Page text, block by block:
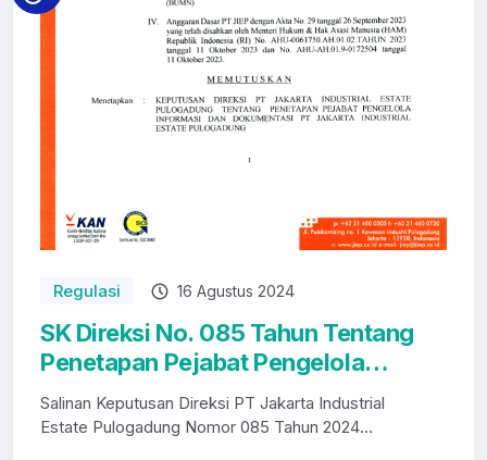
Regulasi 16 Agustus 2024
SK Direksi No. 085 Tahun Tentang
Penetapan Pejabat Pengelola
Informasi dan Dokumentasi PT JIEP
Salinan Keputusan Direksi PT Jakarta Industrial
Estate Pulogadung Nomor 085 Tahun 2024